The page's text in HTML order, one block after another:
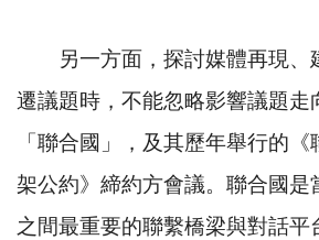
另一方面，探討媒體再現、
遷議題時，不能忽略影響議題走
「聯合國」，及其歷年舉行的
架公約》締約方會議。聯合國是
之間最重要的聯繫橋梁與對話平